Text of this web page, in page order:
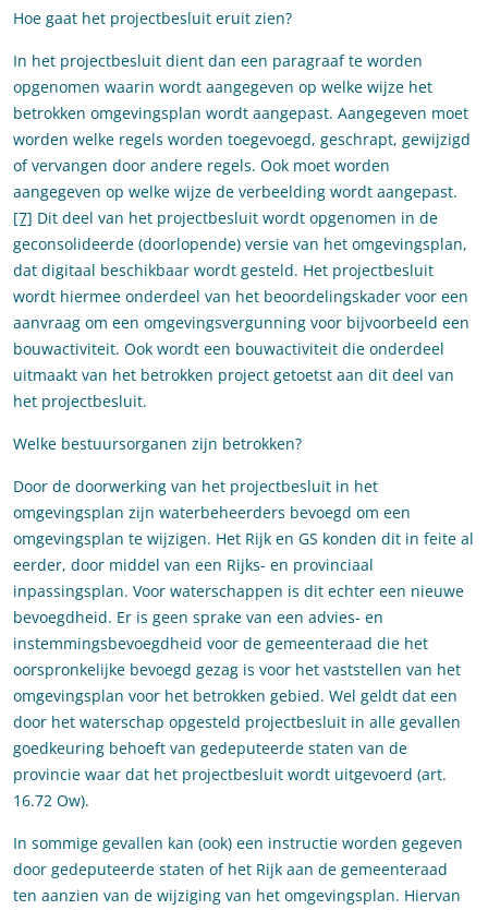
Hoe gaat het projectbesluit eruit zien?
In het projectbesluit dient dan een paragraaf te worden
opgenomen waarin wordt aangegeven op welke wijze het
betrokken omgevingsplan wordt aangepast. Aangegeven moet
worden welke regels worden toegevoegd, geschrapt, gewijzigd
of vervangen door andere regels. Ook moet worden
aangegeven op welke wijze de verbeelding wordt aangepast.
[7] Dit deel van het projectbesluit wordt opgenomen in de
geconsolideerde (doorlopende) versie van het omgevingsplan,
dat digitaal beschikbaar wordt gesteld. Het projectbesluit
wordt hiermee onderdeel van het beoordelingskader voor een
aanvraag om een omgevingsvergunning voor bijvoorbeeld een
bouwactiviteit. Ook wordt een bouwactiviteit die onderdeel
uitmaakt van het betrokken project getoetst aan dit deel van
het projectbesluit.
Welke bestuursorganen zijn betrokken?
Door de doorwerking van het projectbesluit in het
omgevingsplan zijn waterbeheerders bevoegd om een
omgevingsplan te wijzigen. Het Rijk en GS konden dit in feite al
eerder, door middel van een Rijks- en provinciaal
inpassingsplan. Voor waterschappen is dit echter een nieuwe
bevoegdheid. Er is geen sprake van een advies- en
instemmingsbevoegdheid voor de gemeenteraad die het
oorspronkelijke bevoegd gezag is voor het vaststellen van het
omgevingsplan voor het betrokken gebied. Wel geldt dat een
door het waterschap opgesteld projectbesluit in alle gevallen
goedkeuring behoeft van gedeputeerde staten van de
provincie waar dat het projectbesluit wordt uitgevoerd (art.
16.72 Ow).
In sommige gevallen kan (ook) een instructie worden gegeven
door gedeputeerde staten of het Rijk aan de gemeenteraad
ten aanzien van de wijziging van het omgevingsplan. Hiervan